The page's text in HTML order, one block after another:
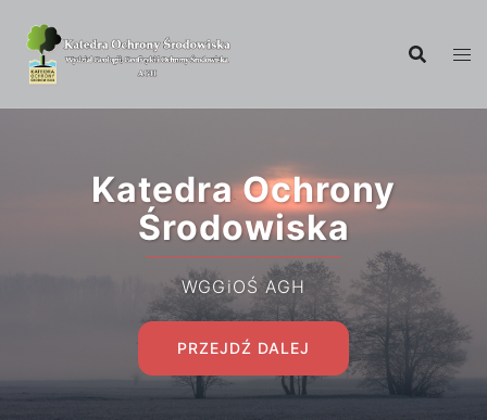
Katedra Ochrony
Środowiska
WGGiOŚ AGH
PRZEJDŹ DALEJ